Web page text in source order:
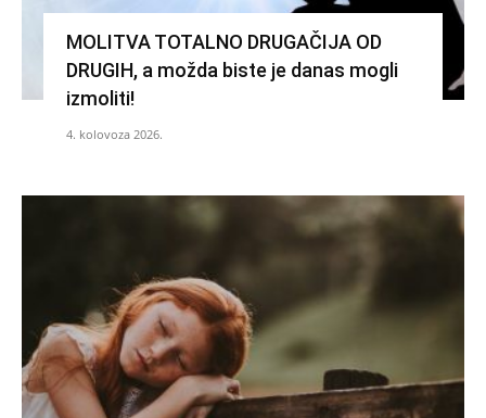
MOLITVA TOTALNO DRUGAČIJA OD
DRUGIH, a možda biste je danas mogli
izmoliti!
4. kolovoza 2026.